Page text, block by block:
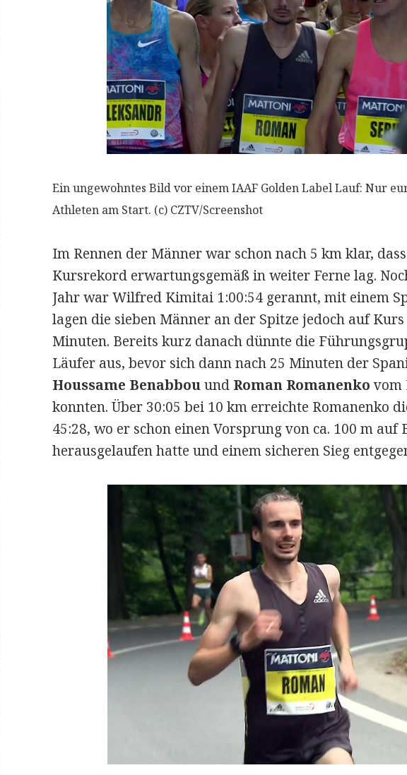
Ein ungewohntes Bild vor einem IAAF Golden Label Lauf: Nur
Athleten am Start. (c) CZTV/Screenshot
Im Rennen der Männer war schon nach 5 km klar,
Kursrekord erwartungsgemäß in weiter Ferne lag.
Jahr war Wilfred Kimitai 1:00:54 gerannt, mit einem
lagen die sieben Männer an der Spitze jedoch auf
Minuten. Bereits kurz danach dünnte die
Läufer aus, bevor sich dann nach 25 Minuten der
Houssame Benabbouund Roman Romanenkovom
konnten. Über 30:05 bei 10 km erreichte Romanenko
45:28, wo er schon einen Vorsprung von ca. 100 m auf
herausgelaufen hatte und einem sicheren Sieg